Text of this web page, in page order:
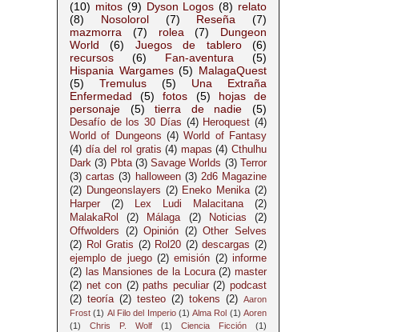
(10) mitos (9) Dyson Logos (8) relato
(8)
Nosolorol (7) Reseña
(7)
mazmorra
(7) rolea (7)
Dungeon
World
(6) Juegos de tablero
(6)
recursos
(6) Fan-aventura
(5)
Hispania Wargames (5) MalagaQuest
(5)
Tremulus (5)
Una Extraña
Enfermedad
(5) fotos (5)
hojas de
personaje
(5) tierra de nadie (5)
Desafío de los 30 Días (4) Heroquest (4)
World of Dungeons (4) World of Fantasy
(4) día del rol gratis (4) mapas (4) Cthulhu
Dark (3) Pbta (3) Savage Worlds (3) Terror
(3) cartas (3) halloween (3) 2d6 Magazine
(2) Dungeonslayers (2) Eneko Menika (2)
Harper
(2) Lex Ludi Malacitana
(2)
MalakaRol
(2) Málaga (2) Noticias
(2)
Offwolders
(2) Opinión (2) Other Selves
(2) Rol Gratis (2) Rol20 (2) descargas (2)
ejemplo de juego (2) emisión (2) informe
(2) las Mansiones de la Locura (2) master
(2) net con (2) paths peculiar (2) podcast
(2) teoría (2) testeo (2) tokens (2) Aaron
Frost (1) Al Filo del Imperio (1) Alma Rol (1) Aoren
(1)
Chris P. Wolf (1) Ciencia Ficción
(1)